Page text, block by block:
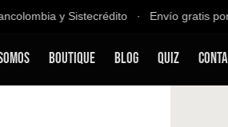
y Sistecrédito ∙ Envío gratis
Boutique Blog QUIZ